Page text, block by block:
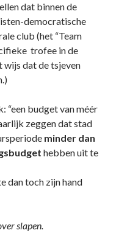
dat binnen de
democratische
club (het “Team
trofee in de
wijs dat de tsjeven
“een budget van méér
zeggen dat stad
minder dan
hebben uit te
dan toch zijn hand
slapen.